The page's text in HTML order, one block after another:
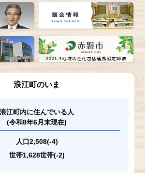
浪江町のいま
浪江町内に住んでいる人
(令和8年6月末現在)
人口2,508(-4)
世帯1,628世帯(-2)